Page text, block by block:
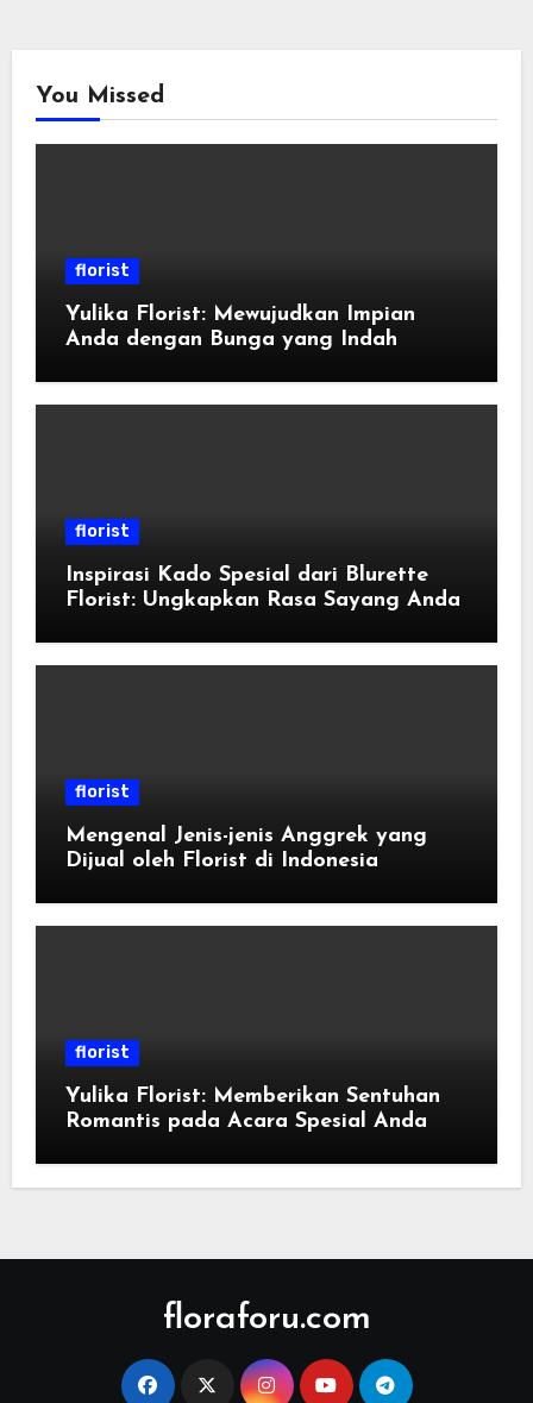
You Missed
florist
Yulika Florist: Mewujudkan Impian
Anda dengan Bunga yang Indah
florist
Inspirasi Kado Spesial dari Blurette
Florist: Ungkapkan Rasa Sayang Anda
florist
Mengenal Jenis-jenis Anggrek yang
Dijual oleh Florist di Indonesia
florist
Yulika Florist: Memberikan Sentuhan
Romantis pada Acara Spesial Anda
floraforu.com